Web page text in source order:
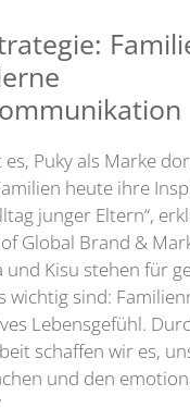
es, Puky als Marke
heute ihre
junger Eltern“,
Global Brand &
und Kisu stehen für
wichtig sind:
Lebensgefühl.
schaffen wir es,
und den